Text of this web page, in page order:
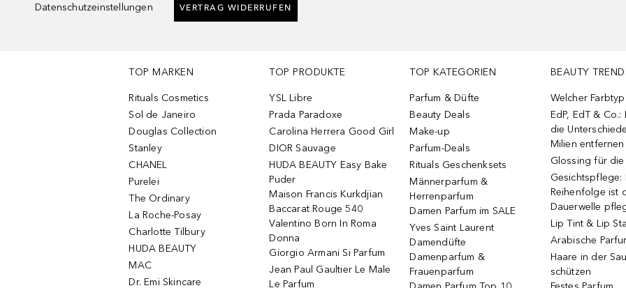
Datenschutzeinstellungen
VERTRAG WIDERRUFEN
TOP MARKEN
Rituals Cosmetics
Sol de Janeiro
Douglas Collection
Stanley
CHANEL
Purelei
The Ordinary
La Roche-Posay
Charlotte Tilbury
HUDA BEAUTY
MAC
Dr. Emi Skincare
TOP PRODUKTE
YSL Libre
Prada Paradoxe
Carolina Herrera Good Girl
DIOR Sauvage
HUDA BEAUTY Easy Bake
Puder
Maison Francis Kurkdjian
Baccarat Rouge 540
Valentino Born In Roma
Donna
Giorgio Armani Si Parfum
Jean Paul Gaultier Le Male
Le Parfum
TOP KATEGORIEN
Parfum & Düfte
Beauty Deals
Make-up
Parfum-Deals
Rituals Geschenksets
Männerparfum &
Herrenparfum
Damen Parfum im SALE
Yves Saint Laurent
Damendüfte
Damenparfum &
Frauenparfum
BEAUTY
Welcher
EdP, EdT & Co.:
die Unterschiede
Milien entfernen
Glossing für die
Gesichtspflege:
Reihenfolge ist
Dauerwelle
Lip Tint & Lip
Arabische
Haare in der
schützen